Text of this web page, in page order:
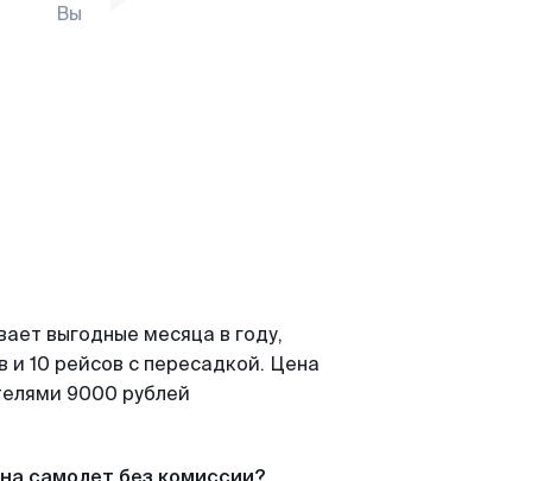
Вы
выгодные месяца в году,
10 рейсов с пересадкой. Цена
9000 рублей